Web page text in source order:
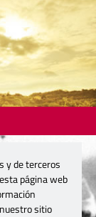
y de terceros
página web
sitio